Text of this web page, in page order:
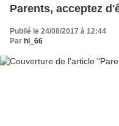
Parents, acceptez
Publié le 24/08/2017 à 12:44
Par hl_66